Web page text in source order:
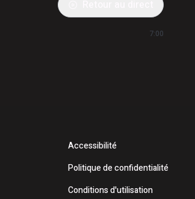
7:00
Accessibilité
Politique de confidentialité
Conditions d'utilisation